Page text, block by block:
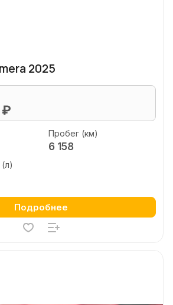
2025
₽
Пробег (км)
6 158
Подробнее